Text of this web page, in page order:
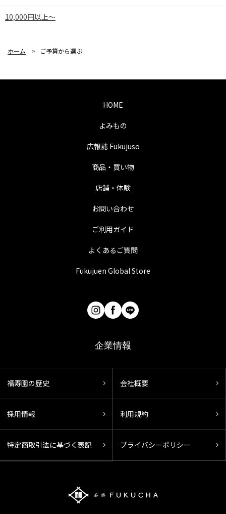
10,000円以上～
ホーム > ご予算から選ぶ
HOME
よみもの
広報誌 Fukujuso
商品・買い物
店舗・体験
お問い合わせ
ご利用ガイド
よくあるご質問
Fukujuen Global Store
企業情報
福寿園の歴史 会社概要
採用情報 利用規約
特定商取引法に基づく表記 プライバシーポリシー